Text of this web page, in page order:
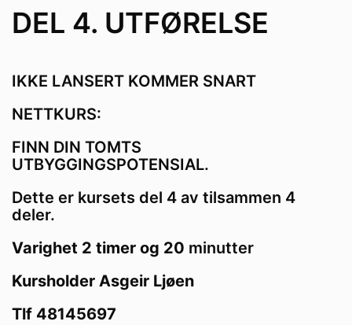
DEL 4. UTFØRELSE
IKKE LANSERT KOMMER SNART
NETTKURS:
FINN DIN TOMTS
UTBYGGINGSPOTENSIAL.
Dette er kursets del 4 av tilsammen 4
deler.
Varighet 2 timer og 20 minutter
Kursholder Asgeir Ljøen
Tlf 48145697